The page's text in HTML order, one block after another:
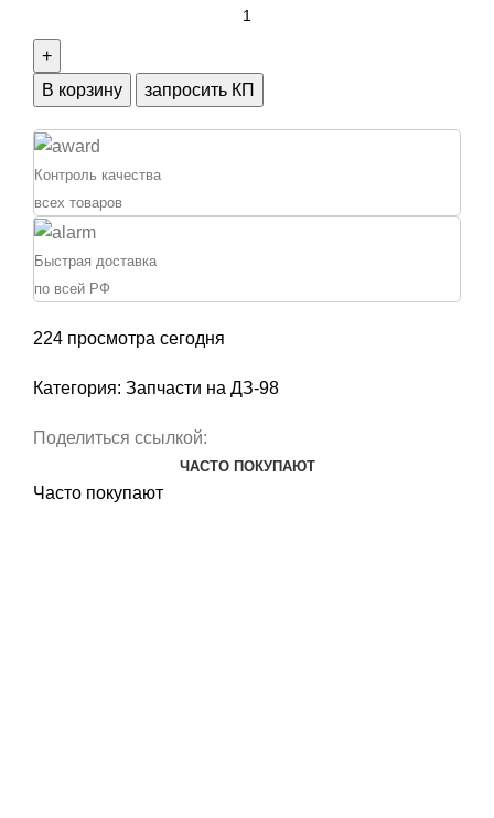
Втулка
ДЗ-98Б.29.00.041-
В корзину запросить КП
Контроль качества
всех товаров
Быстрая доставка
по всей РФ
224 просмотра сегодня
Категория: Запчасти на ДЗ-98
Поделиться ссылкой:
ЧАСТО ПОКУПАЮТ
Часто покупают